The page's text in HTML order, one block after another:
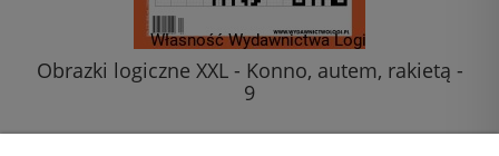
Obrazki logiczne XXL - Konno, autem, rakietą -
9